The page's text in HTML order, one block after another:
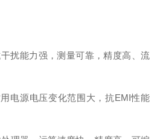
能力强，测量可靠，精度高、流
源电压变化范围大，抗EMI性能